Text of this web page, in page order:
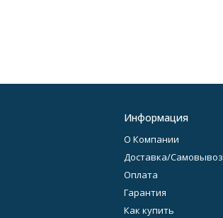
Информация
О Компании
Доставка/Самовывоз
Оплата
Гарантия
Как купить